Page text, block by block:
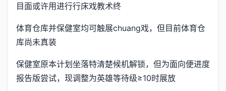
目面或许用进行行床戏教术终
体育仓库并保健室均可触展chuang戏，但目前体育仓
库尚未真装
保健室原本计划坐落特清楚候机解锁，但为面向便进度
报告版尝试，现调整为英雄等待级≥10时展放